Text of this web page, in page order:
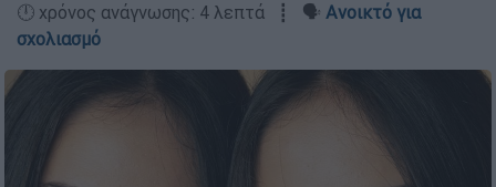
🕛 χρόνος ανάγνωσης: 4 λεπτά ┋ 🗣️ Ανοικτό για
σχολιασμό